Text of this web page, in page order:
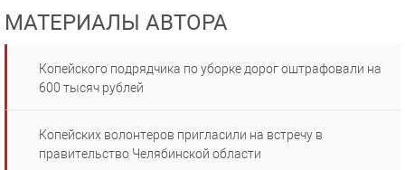
МАТЕРИАЛЫ АВТОРА
Копейского подрядчика по уборке дорог оштрафовали на
600 тысяч рублей
Копейских волонтеров пригласили на встречу в
правительство Челябинской области